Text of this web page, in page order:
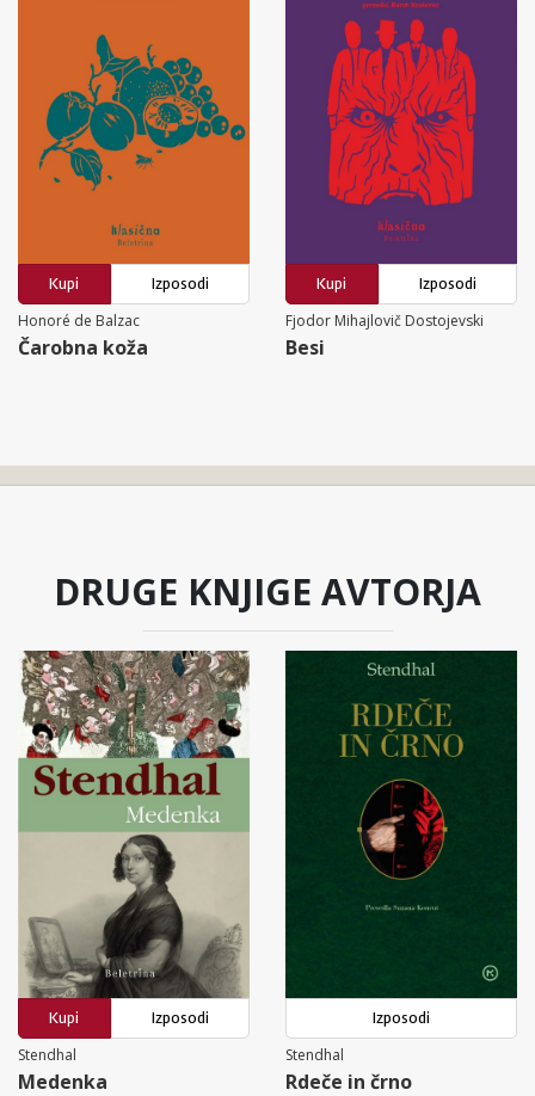
Kupi
Izposodi
Honoré de Balzac
Čarobna koža
Kupi
Izposodi
Fjodor Mihajlovič Dostojevski
Besi
DRUGE KNJIGE AVTORJA
Kupi
Izposodi
Stendhal
Medenka
Izposodi
Stendhal
Rdeče in črno